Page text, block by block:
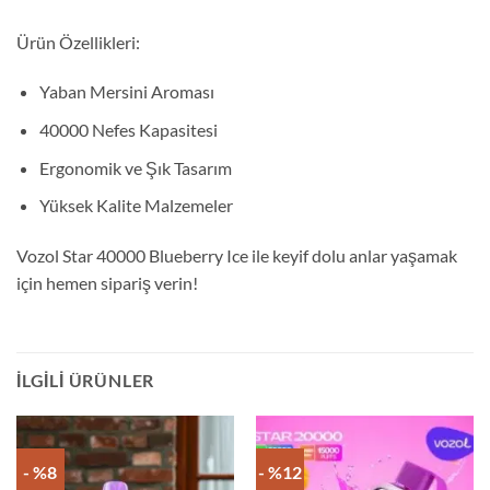
Ürün Özellikleri:
Yaban Mersini Aroması
40000 Nefes Kapasitesi
Ergonomik ve Şık Tasarım
Yüksek Kalite Malzemeler
Vozol Star 40000 Blueberry Ice ile keyif dolu anlar yaşamak
için hemen sipariş verin!
İLGILI ÜRÜNLER
- %8 - %12